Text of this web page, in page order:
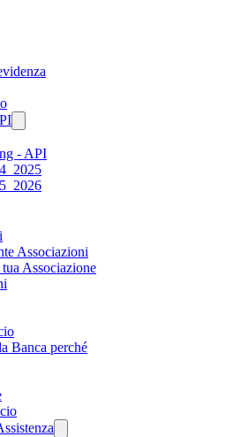
- API
Associazioni
Associazione
Banca perché